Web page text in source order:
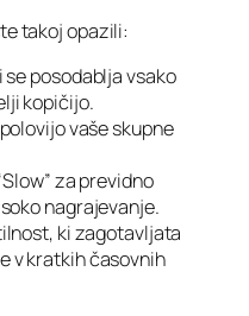
takoj opazili:
posodablja vsako
kopičijo.
vaše skupne
za previdno
nagrajevanje.
ki zagotavljata
v kratkih časovnih